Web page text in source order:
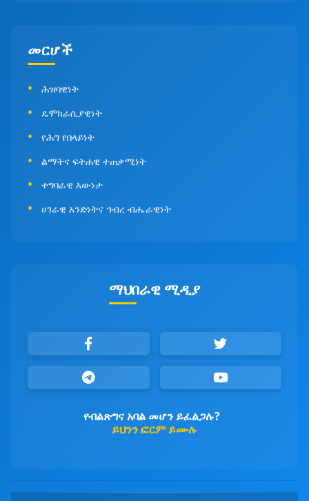
መርሆች
ሕዝባዊነት
ዴሞክራሲያዊነት
የሕግ የበላይነት
ልማትና ፍትሐዊ ተጠቃሚነት
ተግባራዊ እውነታ
ሀገራዊ አንድነትና ኅብረ ብሔራዊነት
ማህበራዊ ሚዲያ
የብልጽግና አባል መሆን ይፈልጋሉ?
ይህንን ፎርም ይሙሉ